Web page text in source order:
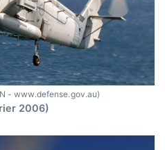
- www.defense.gov.au)
2006)